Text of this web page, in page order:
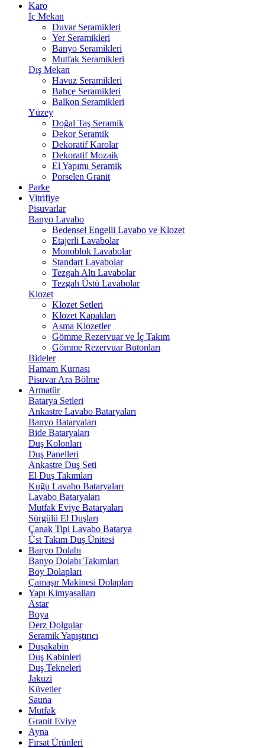
Karo
İç Mekan
Duvar Seramikleri
Yer Seramikleri
Banyo Seramikleri
Mutfak Seramikleri
Dış Mekan
Havuz Seramikleri
Bahçe Seramikleri
Balkon Seramikleri
Yüzey
Doğal Taş Seramik
Dekor Seramik
Dekoratif Karolar
Dekoratif Mozaik
El Yapımı Seramik
Porselen Granit
Parke
Vitrifiye
Pisuvarlar
Banyo Lavabo
Bedensel Engelli Lavabo ve Klozet
Etajerli Lavabolar
Monoblok Lavabolar
Standart Lavabolar
Tezgah Altı Lavabolar
Tezgah Üstü Lavabolar
Klozet
Klozet Setleri
Klozet Kapakları
Asma Klozetler
Gömme Rezervuar ve İç Takım
Gömme Rezervuar Butonları
Bideler
Hamam Kurnası
Pisuvar Ara Bölme
Armatür
Batarya Setleri
Ankastre Lavabo Bataryaları
Banyo Bataryaları
Bide Bataryaları
Duş Kolonları
Duş Panelleri
Ankastre Duş Seti
El Duş Takımları
Kuğu Lavabo Bataryaları
Lavabo Bataryaları
Mutfak Eviye Bataryaları
Sürgülü El Duşları
Çanak Tipi Lavabo Batarya
Üst Takım Duş Ünitesi
Banyo Dolabı
Banyo Dolabı Takımları
Boy Dolapları
Çamaşır Makinesi Dolapları
Yapı Kimyasalları
Astar
Boya
Derz Dolgular
Seramik Yapıştırıcı
Duşakabin
Duş Kabinleri
Duş Tekneleri
Jakuzi
Küvetler
Sauna
Mutfak
Granit Eviye
Ayna
Fırsat Ürünleri